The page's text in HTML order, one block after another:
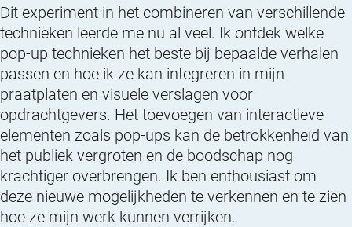
Dit experiment in het combineren van verschillende
technieken leerde me nu al veel. Ik ontdek welke
pop-up technieken het beste bij bepaalde verhalen
passen en hoe ik ze kan integreren in mijn
praatplaten en visuele verslagen voor
opdrachtgevers. Het toevoegen van interactieve
elementen zoals pop-ups kan de betrokkenheid van
het publiek vergroten en de boodschap nog
krachtiger overbrengen. Ik ben enthousiast om
deze nieuwe mogelijkheden te verkennen en te zien
hoe ze mijn werk kunnen verrijken.